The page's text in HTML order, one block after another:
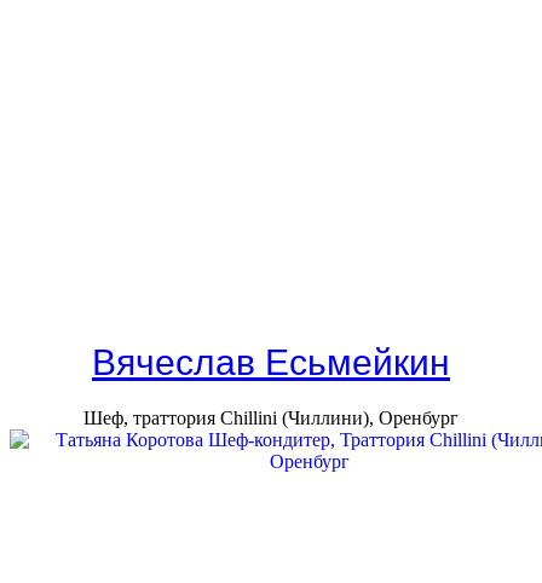
Вячеслав Есьмейкин
Шеф, траттория Сhillini (Чиллини), Оренбург